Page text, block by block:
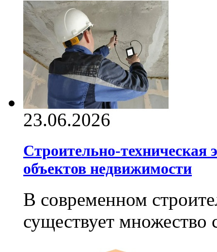
23.06.2026
Строительно-техническая
объектов недвижимости
В современном
существует множество